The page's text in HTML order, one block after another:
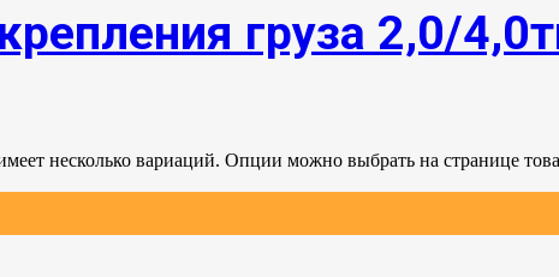
груза 2,0/
несколько вариаций. Опции можно выбрать на странице